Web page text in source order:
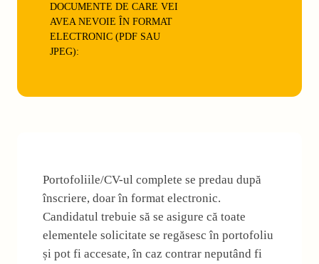
DOCUMENTE DE CARE VEI
AVEA NEVOIE ÎN FORMAT
ELECTRONIC (PDF SAU
JPEG):
Portofoliile/CV-ul complete se predau după
înscriere, doar în format electronic.
Candidatul trebuie să se asigure că toate
elementele solicitate se regăsesc în portofoliu
și pot fi accesate, în caz contrar neputând fi